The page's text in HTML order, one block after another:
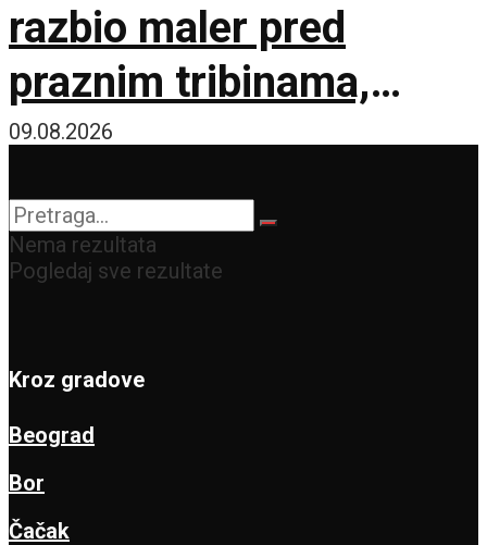
razbio maler pred
praznim tribinama,
Zemun pao na sparnom
Čika Dači!
09.08.2026
Nema rezultata
Pogledaj sve rezultate
Kroz gradove
Beograd
Bor
Čačak